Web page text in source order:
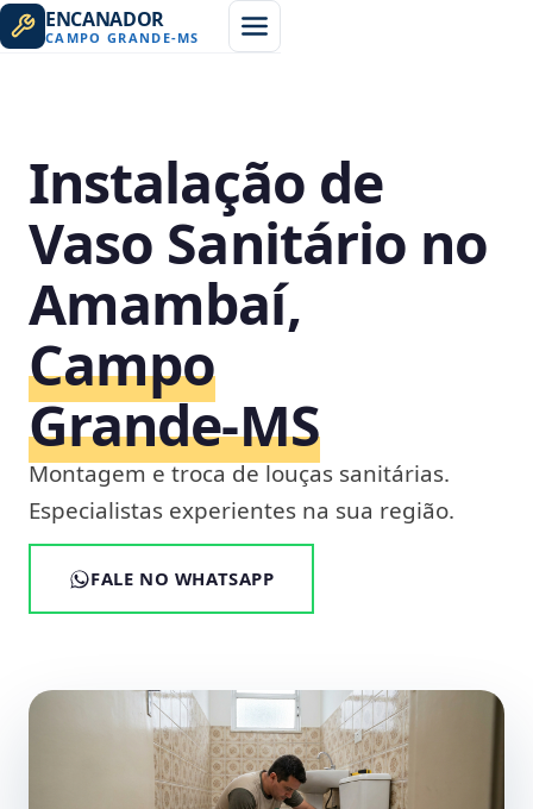
ENCANADOR
CAMPO GRANDE-MS
Instalação de
Vaso Sanitário no
Amambaí,
Campo
Grande‑MS
Montagem e troca de louças sanitárias.
Especialistas experientes na sua região.
FALE NO WHATSAPP